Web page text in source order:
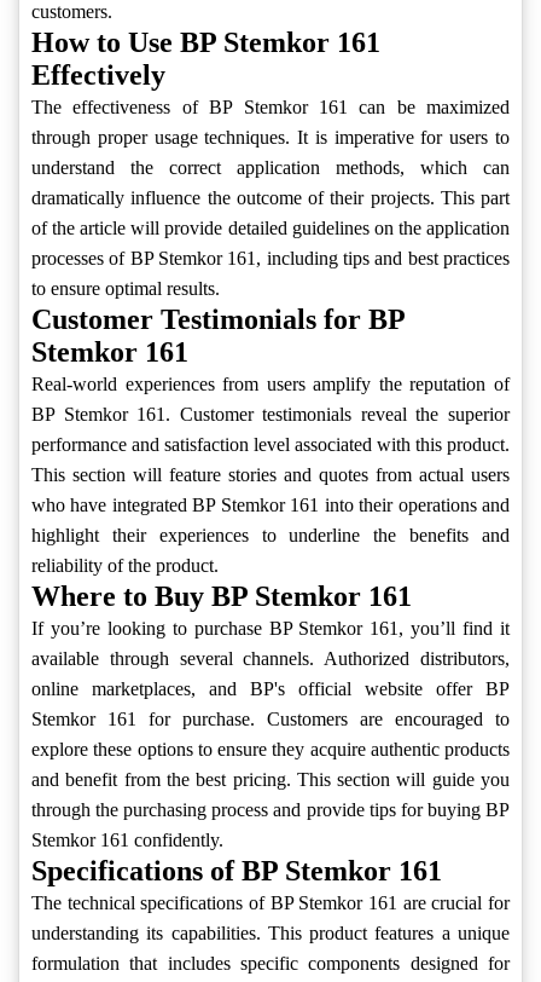
customers.
How to Use BP Stemkor 161
Effectively
The effectiveness of BP Stemkor 161 can be maximized
through proper usage techniques. It is imperative for users to
understand the correct application methods, which can
dramatically influence the outcome of their projects. This part
of the article will provide detailed guidelines on the application
processes of BP Stemkor 161, including tips and best practices
to ensure optimal results.
Customer Testimonials for BP
Stemkor 161
Real-world experiences from users amplify the reputation of
BP Stemkor 161. Customer testimonials reveal the superior
performance and satisfaction level associated with this product.
This section will feature stories and quotes from actual users
who have integrated BP Stemkor 161 into their operations and
highlight their experiences to underline the benefits and
reliability of the product.
Where to Buy BP Stemkor 161
If you’re looking to purchase BP Stemkor 161, you’ll find it
available through several channels. Authorized distributors,
online marketplaces, and BP's official website offer BP
Stemkor 161 for purchase. Customers are encouraged to
explore these options to ensure they acquire authentic products
and benefit from the best pricing. This section will guide you
through the purchasing process and provide tips for buying BP
Stemkor 161 confidently.
Specifications of BP Stemkor 161
The technical specifications of BP Stemkor 161 are crucial for
understanding its capabilities. This product features a unique
formulation that includes specific components designed for